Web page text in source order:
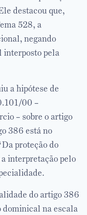
destacou que,
528, a
negando
interposto pela
a hipótese de
00 –
– sobre o artigo
386 está no
proteção do
interpretação pelo
do artigo 386
dominical na escala